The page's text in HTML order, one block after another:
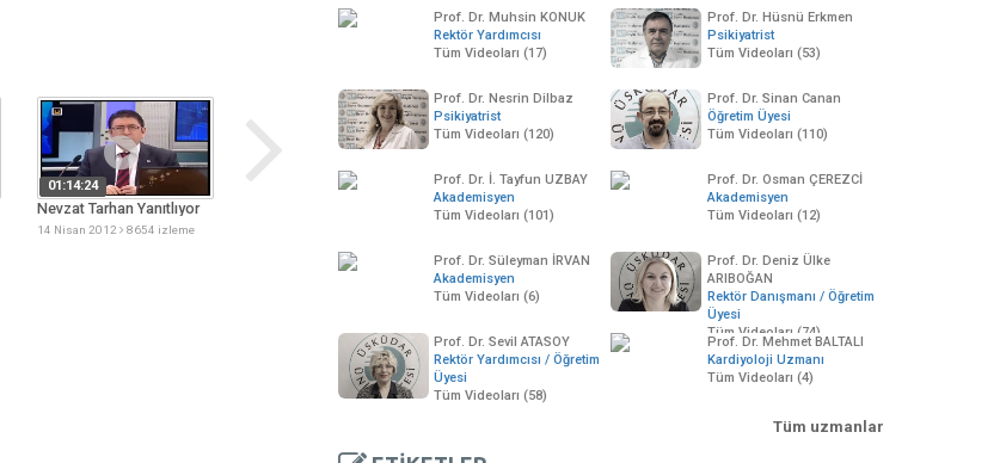
01:14:24
Nevzat Tarhan Yanıtlıyor
14 Nisan 2012 8654 izleme
00:10:19
Üsküdar Üniversitesi'nden
Rehberlik Eğitimi
01:11:11
Geleceği kurmak vizyon
oluşturmak
Prof. Dr. Muhsin KONUK
Rektör Yardımcısı
Tüm Videoları (17)
Prof. Dr. Hüsnü Erkmen
Psikiyatrist
Tüm Videoları (53)
Prof. Dr. Nesrin Dilbaz
Psikiyatrist
Tüm Videoları (120)
Prof. Dr. Sinan Canan
Öğretim Üyesi
Tüm Videoları (110)
Prof. Dr. İ. Tayfun UZBAY
Akademisyen
Tüm Videoları (101)
Prof. Dr. Osman ÇEREZCİ
Akademisyen
Tüm Videoları (12)
Prof. Dr. Süleyman İRVAN
Akademisyen
Tüm Videoları (6)
Prof. Dr. Deniz Ülke
ARIBOĞAN
Rektör Danışmanı / Öğretim
Üyesi
Tüm Videoları (74)
Prof. Dr. Sevil ATASOY
Rektör Yardımcısı / Öğretim
Üyesi
Tüm Videoları (58)
Prof. Dr. Mehmet BALTALI
Kardiyoloji Uzmanı
Tüm Videoları (4)
Tüm uzmanlar